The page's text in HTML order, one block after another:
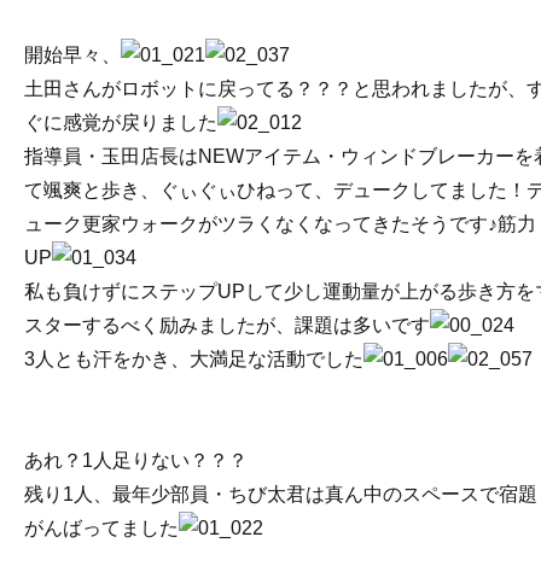
開始早々、
土田さんがロボットに戻ってる？？？と思われましたが、
ぐに感覚が戻りました
指導員・玉田店長はNEWアイテム・ウィンドブレーカーを
て颯爽と歩き、ぐぃぐぃひねって、デュークしてました！
ューク更家ウォークがツラくなくなってきたそうです♪筋力
UP
私も負けずにステップUPして少し運動量が上がる歩き方を
スターするべく励みましたが、課題は多いです
3人とも汗をかき、大満足な活動でした
あれ？1人足りない？？？
残り1人、最年少部員・ちび太君は真ん中のスペースで宿題
がんばってました